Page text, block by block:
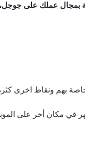
عملك على جوجل،